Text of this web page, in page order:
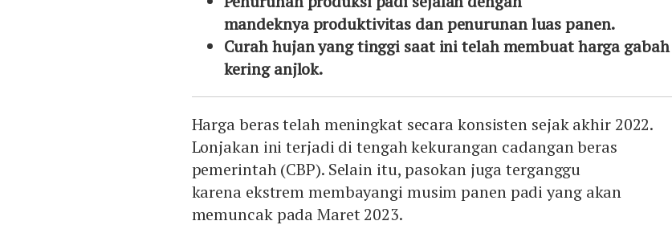
mandeknya produktivitas dan penurunan luas panen.
Curah hujan yang tinggi saat ini telah membuat harga gabah
kering anjlok.
Harga beras telah meningkat secara konsisten sejak akhir 2022.
Lonjakan ini terjadi di tengah kekurangan cadangan beras
pemerintah (CBP). Selain itu, pasokan juga terganggu
karena ekstrem membayangi musim panen padi yang akan
memuncak pada Maret 2023.